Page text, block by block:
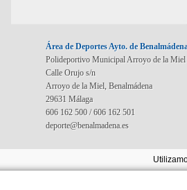
Área de Deportes Ayto. de
Polideportivo Municipal Arroyo de la Miel
Calle Orujo s/n
Arroyo de la Miel, Benalmádena
29631 Málaga
606 162 500 / 606 162 501
deporte@benalmadena.es